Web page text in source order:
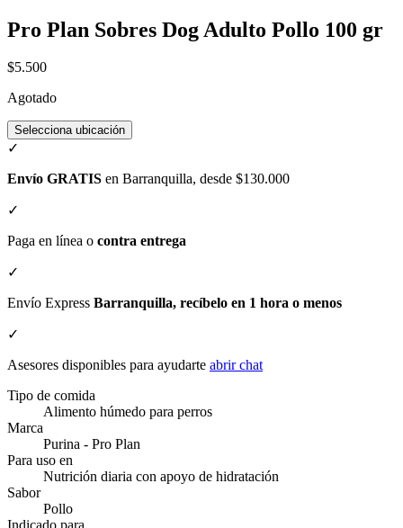
Pro Plan Sobres Dog Adulto Pollo 100 gr
$5.500
Agotado
Selecciona ubicación
✓
Envío GRATIS en Barranquilla, desde $130.000
✓
Paga en línea o contra entrega
✓
Envío Express Barranquilla, recíbelo en 1 hora o menos
✓
Asesores disponibles para ayudarte abrir chat
Tipo de comida
Alimento húmedo para perros
Marca
Purina - Pro Plan
Para uso en
Nutrición diaria con apoyo de hidratación
Sabor
Pollo